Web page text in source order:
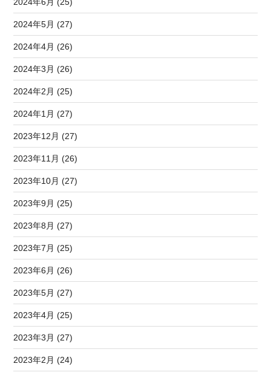
2024年5月 (27)
2024年4月 (26)
2024年3月 (26)
2024年2月 (25)
2024年1月 (27)
2023年12月 (27)
2023年11月 (26)
2023年10月 (27)
2023年9月 (25)
2023年8月 (27)
2023年7月 (25)
2023年6月 (26)
2023年5月 (27)
2023年4月 (25)
2023年3月 (27)
2023年2月 (24)